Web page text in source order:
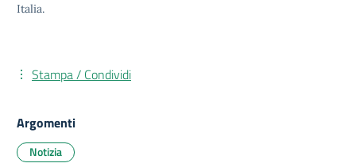
Italia.
Stampa / Condividi
Argomenti
Notizia